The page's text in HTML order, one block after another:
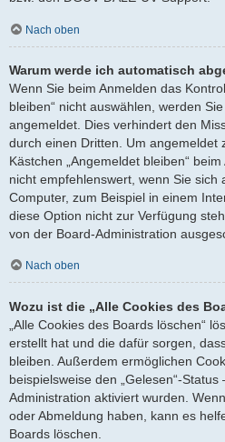
Nach oben
Warum werde ich automatisch
Wenn Sie beim Anmelden das
bleiben“ nicht auswählen, werden
angemeldet. Dies verhindert den
durch einen Dritten. Um angemeldet
Kästchen „Angemeldet bleiben“
nicht empfehlenswert, wenn Sie sich
Computer, zum Beispiel in einem
diese Option nicht zur Verfügung
von der Board-Administration
Nach oben
Wozu ist die „Alle Cookies des
„Alle Cookies des Boards löschen“
erstellt hat und die dafür sorgen,
bleiben. Außerdem ermöglichen
beispielsweise den „Gelesen“-
Administration aktiviert wurden.
oder Abmeldung haben, kann es
Boards löschen.